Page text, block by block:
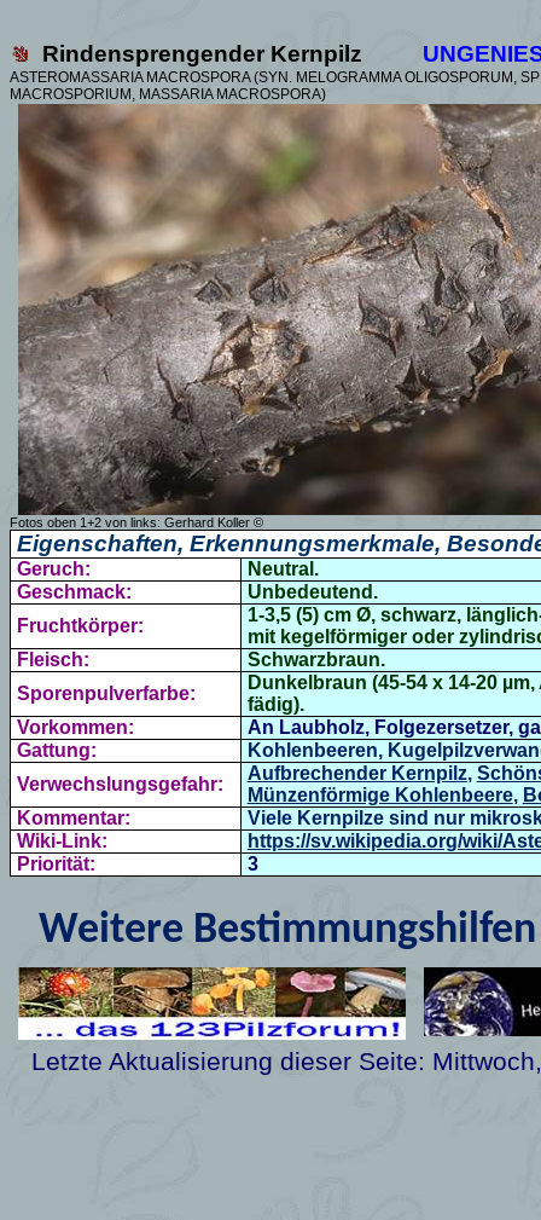
Rindensprengender Kernpilz
ASTEROMASSARIA MACROSPORA (SYN. MELOGRAMMA OLIGOSPORUM,
MACROSPORIUM, MASSARIA MACROSPORA)
Fotos oben 1+2 von links: Gerhard Koller ©
Eigenschaften, Erkennungsmerkmale,
Geruch:
Neutral.
Geschmack:
Unbedeutend.
Fruchtkörper:
1-3,5 (5) cm Ø, schwarz,
mit kegelförmiger oder
Fleisch:
Schwarzbraun.
Sporenpulverfarbe:
Dunkelbraun (45-54 x 14-20
fädig).
Vorkommen:
An Laubholz, Folgezersetzer,
Gattung:
Kohlenbeeren,
Verwechslungsgefahr:
Aufbrechender Kernpilz,
Münzenförmige Kohlenbeere,
Kommentar:
Viele Kernpilze sind nur
Wiki-Link:
https://sv.wikipedia.org/wiki/
Priorität:
3
Weitere
Letzte Aktualisierung dieser Seite: